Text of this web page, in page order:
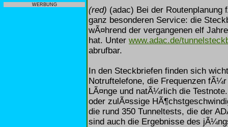
WERBUNG
(red) (adac) Bei der
ganz besonderen Service: die
wÃ¤hrend der vergangenen elf
hat. Unter www.adac.de/
abrufbar.
In den Steckbriefen finden sich
Notruftelefone, die Frequenzen
LÃ¤nge und natÃ¼rlich die
oder zulÃ¤ssige
die rund 350 Tunneltests, die der
sind auch die Ergebnisse des